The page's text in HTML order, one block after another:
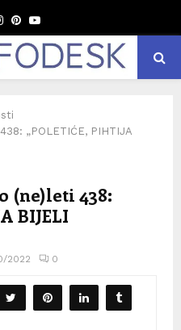
Instagram
Pinterest
Youtube
„POLETIĆE, PIHTIJA
(ne)leti 438:
BIJELI
2022 0